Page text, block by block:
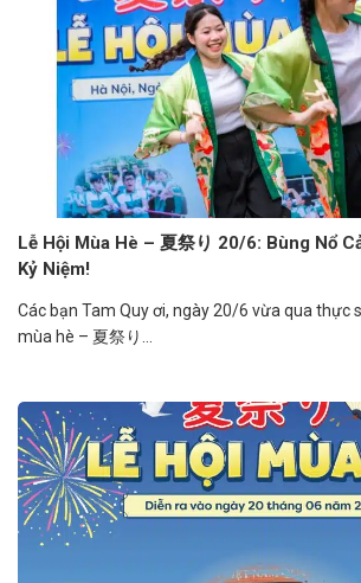
Lễ Hội Mùa Hè – 夏祭り 20/6: Bùng Nổ
Kỷ Niệm!
Các bạn Tam Quy ơi, ngày 20/6 vừa qua thực
mùa hè – 夏祭り...